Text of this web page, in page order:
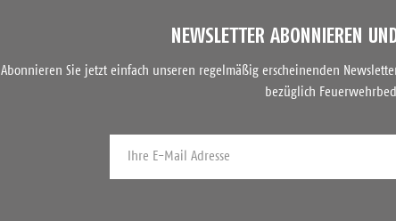
NEWSLETTER ABONNIEREN
Abonnieren Sie jetzt einfach unseren regelmäßig erscheinenden
bezüglich